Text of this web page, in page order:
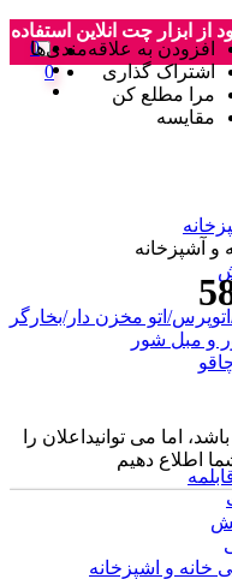
ابزار چت انلاین استفاده
0
0
و آشپزخانه
اتو مخزن دار/بخارگر
و مبل شور
خانه و اشپزخانه
افزودن به علاقه‌مندی‌ها
اشتراک گذاری
مرا مطلع کن
مقایسه
اما می توانیداعلان را
اطلاع دهیم